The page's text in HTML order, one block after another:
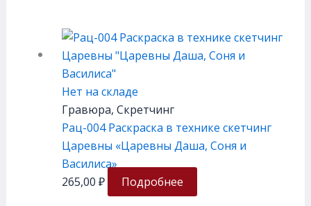
Нет на складе
Гравюра, Скретчинг
Рац-004 Раскраска в технике скетчинг
Царевны «Царевны Даша, Соня и
Василиса»
265,00 ₽ Подробнее